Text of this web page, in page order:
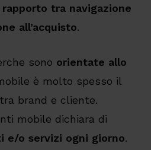
rapporto tra navigazione
all’acquisto.
sono orientate allo
è molto spesso il
brand e cliente.
mobile dichiara di
e/o servizi ogni giorno.